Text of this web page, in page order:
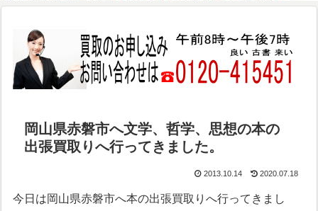
岡山県赤磐市へ文学、哲学、思想の本の
出張買取りへ行ってきました。
2013.10.14 2020.07.18
今日は岡山県赤磐市へ本の出張買取りへ行ってきまし